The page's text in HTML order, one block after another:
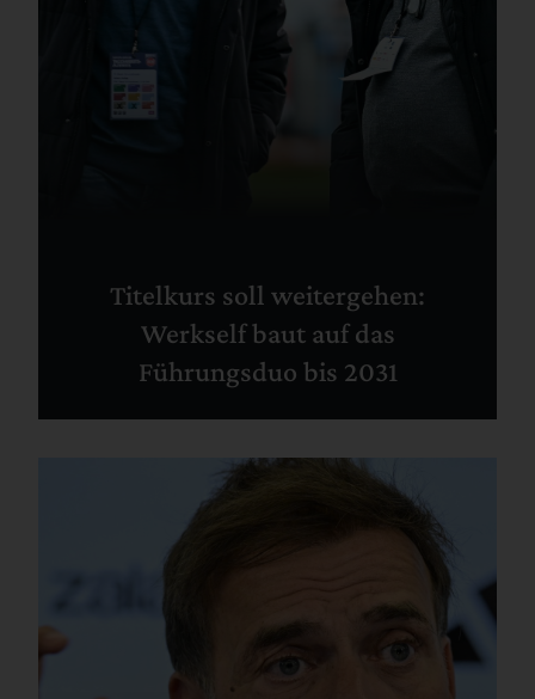
Titelkurs soll weitergehen:
Werkself baut auf das
Führungsduo bis 2031